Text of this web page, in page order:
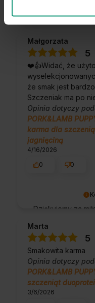
Bardzo cieszy
klientów takich
że nam się udało.
wrócisz :)
Dziękujemy za
możemy
świetnym
Małgorzata
5
❤️👍️Widać, że
że smak jest
Szczeniak ma po
Opinia dotyczy
PORK&LAMB
karma dla
jagnięciną
4/16/2026
0
0
Marta
5
Smakowita karma
Opinia dotyczy
PORK&LAMB
szczeniąt
3/6/2026